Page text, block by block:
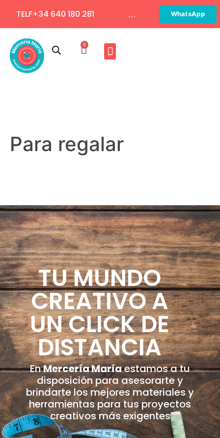
TELF+34 640 180 281 ... WhatsApp
0
Para regalar
TU MUNDO
CREATIVO A
UN CLICK DE
DISTANCIA
EnMercería Maríaestamos a tu
disposición para asesorarte y
brindarte los mejores materiales y
herramientas para tus proyectos
creativos más exigentes